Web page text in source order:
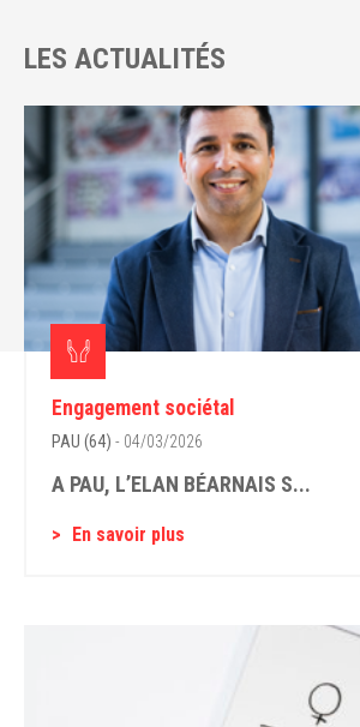
LES ACTUALITÉS
Engagement sociétal
PAU (64) - 04/03/2026
A PAU, L’ELAN BÉARNAIS S...
En savoir plus